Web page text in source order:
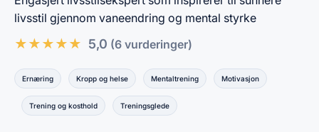
livsstil gjennom vaneendring og mental styrke
★★★★★ 5,0 (6 vurderinger)
Ernæring Kropp og helse Mentaltrening Motivasjon
Trening og kosthold Treningsglede